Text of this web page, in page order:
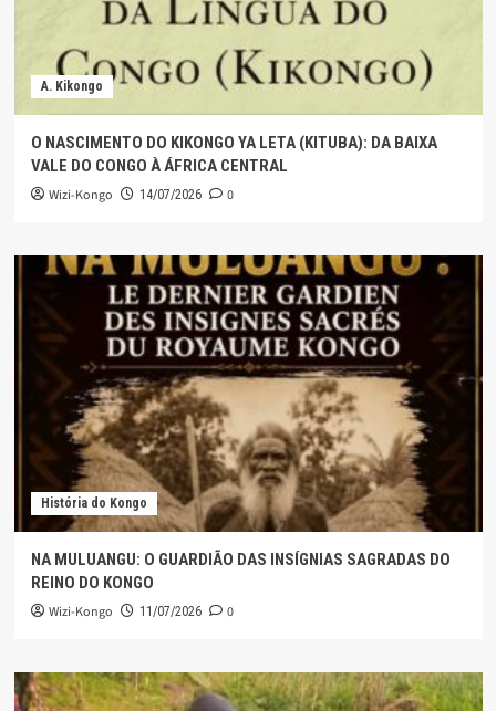
A. Kikongo
O NASCIMENTO DO KIKONGO YA LETA (KITUBA): DA BAIXA
VALE DO CONGO À ÁFRICA CENTRAL
Wizi-Kongo 14/07/2026 0
História do Kongo
NA MULUANGU: O GUARDIÃO DAS INSÍGNIAS SAGRADAS DO
REINO DO KONGO
Wizi-Kongo 11/07/2026 0